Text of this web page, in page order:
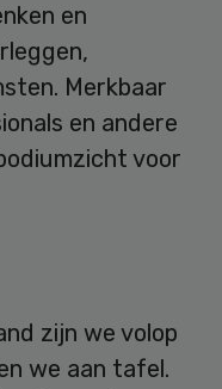
en
Merkbaar
en andere
voor
zijn we volop
we aan tafel.